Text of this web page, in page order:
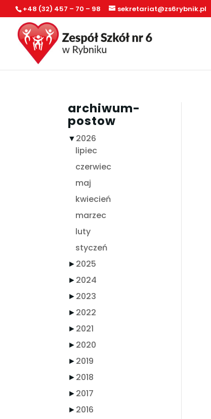
+48 (32) 457 – 70 – 98 sekretariat@zs6rybnik.pl
archiwum-
postow
▼2026
lipiec
czerwiec
maj
kwiecień
marzec
luty
styczeń
►2025
►2024
►2023
►2022
►2021
►2020
►2019
►2018
►2017
►2016